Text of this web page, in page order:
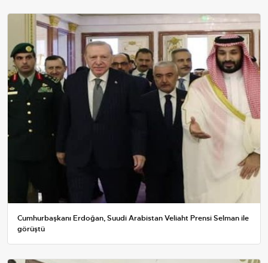
Cumhurbaşkanı Erdoğan, Suudi Arabistan Veliaht Prensi Selman ile
görüştü